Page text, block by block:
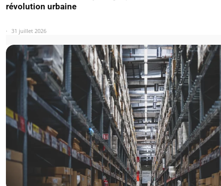
révolution urbaine
31 juillet 2026